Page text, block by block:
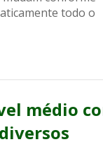
todo o
médio